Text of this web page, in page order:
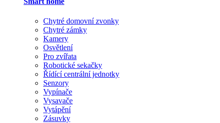
Chytré domovní zvonky
Chytré zámky
Kamery
Osvětlení
Pro zvířata
Robotické sekačky
Řídící centrální jednotky
Senzory
Vypínače
Vysavače
Vytápění
Zásuvky